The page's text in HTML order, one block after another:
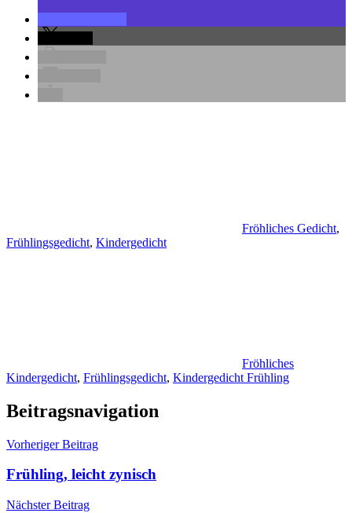
Fröhliches Gedicht,
Frühlingsgedicht, Kindergedicht
Fröhliches
Kindergedicht, Frühlingsgedicht, Kindergedicht Frühling
Beitragsnavigation
Vorheriger Beitrag
Frühling, leicht zynisch
Nächster Beitrag